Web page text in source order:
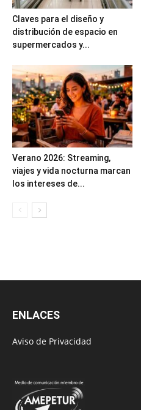
Claves para el diseño y
distribución de espacio en
supermercados y...
Verano 2026: Streaming,
viajes y vida nocturna marcan
los intereses de...
ENLACES
Aviso de Privacidad